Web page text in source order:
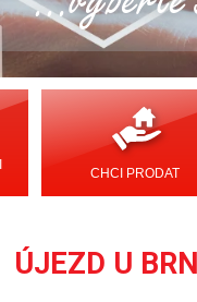
CHCI PRODAT
ÚJEZD U